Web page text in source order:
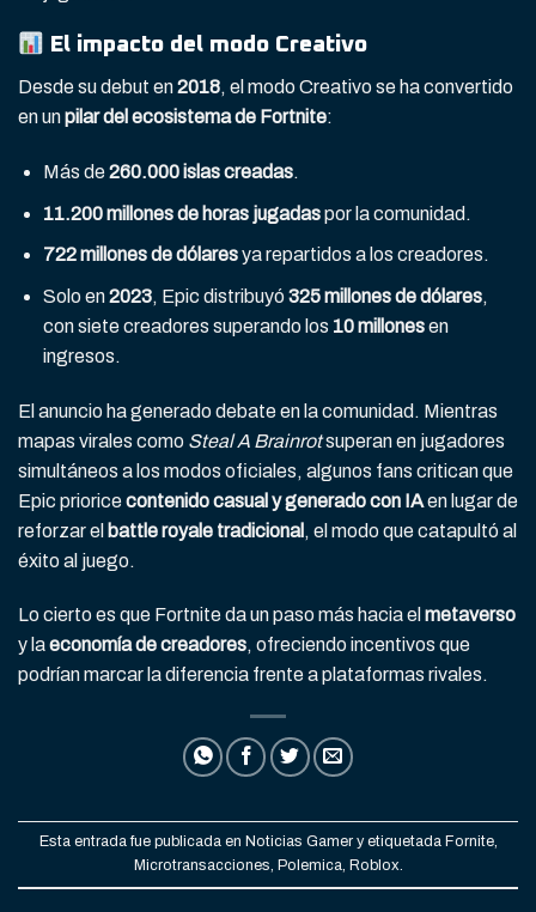
El impacto del modo Creativo
Desde su debut en2018, el modo Creativo se ha convertido
en unpilar del ecosistema de Fortnite:
Más de260.000 islas creadas.
11.200 millones de horas jugadaspor la comunidad.
722 millones de dólaresya repartidos a los creadores.
Solo en2023, Epic distribuyó325 millones de dólares,
con siete creadores superando los 10 millonesen
ingresos.
El anuncio ha generado debate en la comunidad. Mientras
mapas virales como Steal A Brainrotsuperan en jugadores
simultáneos a los modos oficiales, algunos fans critican que
Epic prioricecontenido casual y generado con IAen lugar de
reforzar el battle royale tradicional , el modo que catapultó al
éxito al juego.
Lo cierto es que Fortnite da un paso más hacia el metaverso
y laeconomía de creadores, ofreciendo incentivos que
podrían marcar la diferencia frente a plataformas rivales.
Esta entrada fue publicada en Noticias Gamery etiquetada Fornite,
Microtransacciones, Polemica, Roblox.